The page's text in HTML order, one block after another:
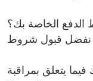
الخاصة بك؟
يتعلق بمراقبة